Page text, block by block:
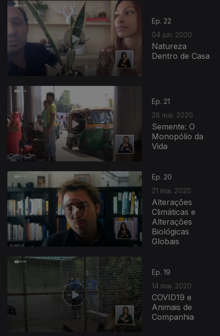
Ep. 22
04 jun. 2020
Natureza
Dentro de Casa
Ep. 21
28 mai. 2020
Semente: O
Monopólio da
Vida
Ep. 20
21 mai. 2020
Alterações
Climáticas e
Alterações
Biológicas
Globais
Ep. 19
14 mai. 2020
COVID19 e
Animais de
Companhia
471058